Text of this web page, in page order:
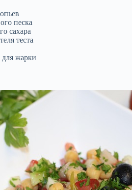
песка
сахара
теста
для жарки